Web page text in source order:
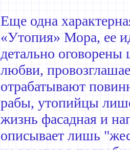
Еще одна
«Утопия» Мора, ее
детально
любви,
отрабатывают
рабы, утопийцы
жизнь фасадная и
описывает лишь